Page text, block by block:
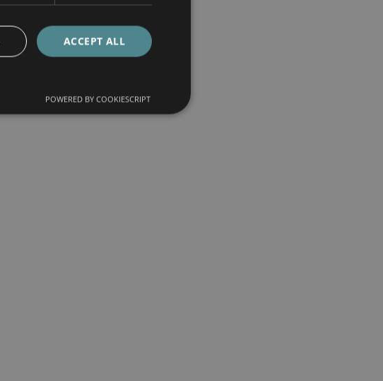
ACCEPT ALL
POWERED BY COOKIESCRIPT